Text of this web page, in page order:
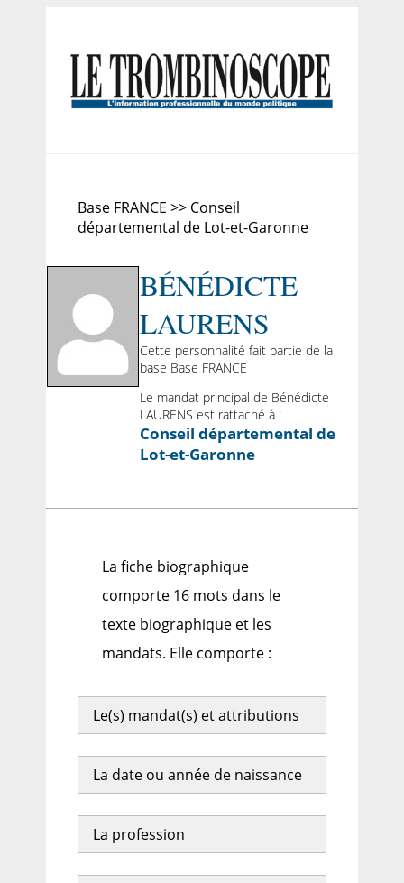
Base FRANCE >> Conseil
départemental de Lot-et-Garonne
BÉNÉDICTE
LAURENS
Cette personnalité fait partie de la
base Base FRANCE
Le mandat principal de Bénédicte
LAURENS est rattaché à :
Conseil départemental de
Lot-et-Garonne
La fiche biographique
comporte 16 mots dans le
texte biographique et les
mandats. Elle comporte :
Le(s) mandat(s) et attributions
La date ou année de naissance
La profession